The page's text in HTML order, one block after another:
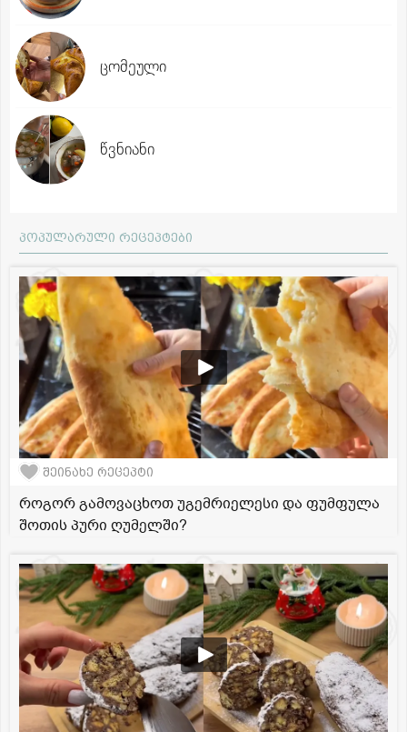
ცომეული
წვნიანი
პოპულარული რეცეპტები
შეინახე რეცეპტი
როგორ გამოვაცხოთ უგემრიელესი და ფუმფულა
შოთის პური ღუმელში?